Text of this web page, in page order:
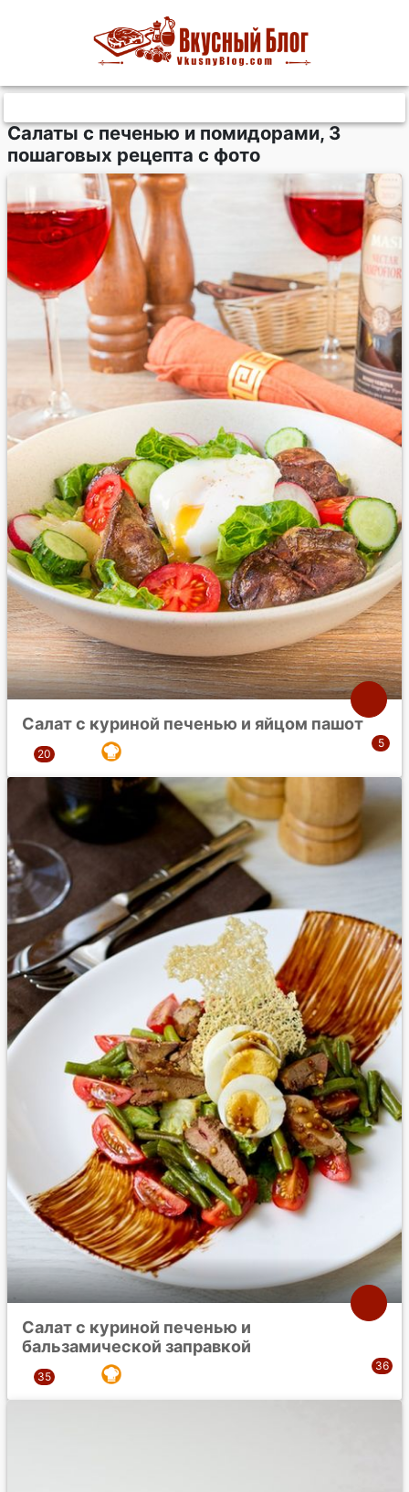
Салаты с печенью и помидорами, 3
пошаговых рецепта с фото
Салат с куриной печенью и яйцом пашот
Салат с куриной печенью и
бальзамической заправкой